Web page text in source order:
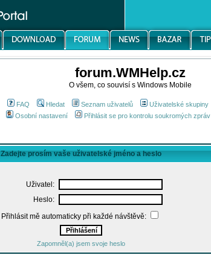
forum.WMHelp.cz
O všem, co souvisí s Windows Mobile
FAQ Hledat Seznam uživatelů Uživatelské skupiny
Osobní nastavení
Přihlásit se pro kontrolu soukromých zpráv
Zadejte prosím vaše uživatelské jméno a heslo
Uživatel:
Heslo:
Přihlásit mě automaticky při každé návštěvě:
Zapomněl(a) jsem svoje heslo